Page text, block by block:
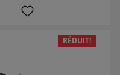
RÉDUIT!